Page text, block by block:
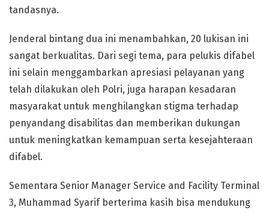
tandasnya.
Jenderal bintang dua ini menambahkan, 20 lukisan ini
sangat berkualitas. Dari segi tema, para pelukis difabel
ini selain menggambarkan apresiasi pelayanan yang
telah dilakukan oleh Polri, juga harapan kesadaran
masyarakat untuk menghilangkan stigma terhadap
penyandang disabilitas dan memberikan dukungan
untuk meningkatkan kemampuan serta kesejahteraan
difabel.
Sementara Senior Manager Service and Facility Terminal
3, Muhammad Syarif berterima kasih bisa mendukung